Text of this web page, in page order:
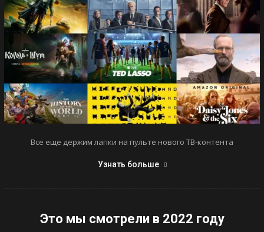
Все еще держим лапки на пульте нового ТВ-контента
Узнать больше
Это мы смотрели в 2022 году